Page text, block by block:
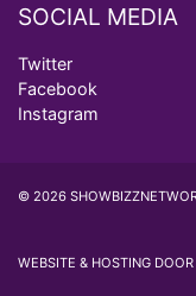
SOCIAL MEDIA
Twitter
Facebook
Instagram
© 2026
WEBSITE & HOSTING DOOR